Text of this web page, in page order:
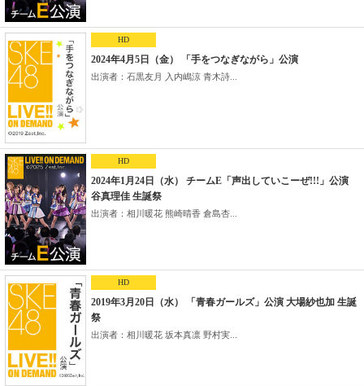
HD
2024年4月5日（金） 「手をつなぎながら」公演
出演者：石黒友月 入内嶋涼 青木詩...
HD
2024年1月24日（水） チームE「声出していこーぜ!!!」公演
谷真理佳 生誕祭
出演者：相川暖花 熊崎晴香 倉島杏...
HD
2019年3月20日（水） 「青春ガールズ」公演 大場紗也加 生誕
祭
出演者：相川暖花 坂本真凛 野村実...